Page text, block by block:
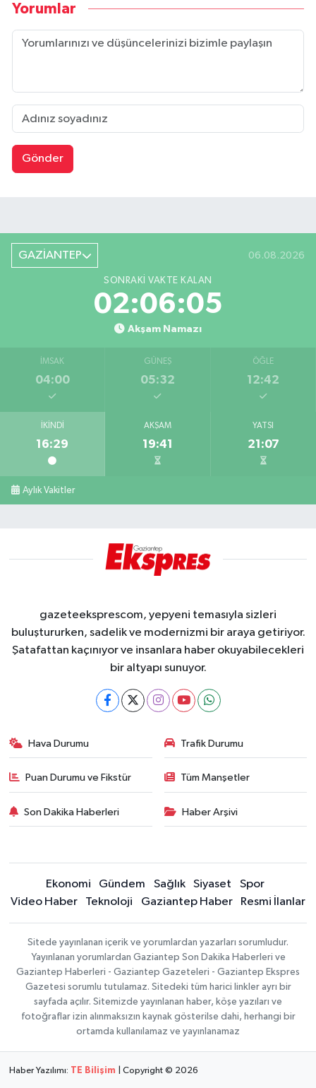
Yorumlar
Gönder
GAZİANTEP 06.08.2026
SONRAKI VAKTE KALAN
02:06:05
Akşam Namazı
İMSAK
04:00
GÜNEŞ
05:32
ÖĞLE
12:42
İKINDI
16:29
AKŞAM
19:41
YATSI
21:07
Aylık Vakitler
gazeteeksprescom, yepyeni temasıyla sizleri
buluştururken, sadelik ve modernizmi bir araya getiriyor.
Şatafattan kaçınıyor ve insanlara haber okuyabilecekleri
bir altyapı sunuyor.
Hava Durumu Trafik Durumu
Puan Durumu ve Fikstür Tüm Manşetler
Son Dakika Haberleri Haber Arşivi
Ekonomi Gündem Sağlık Siyaset
Spor
Video Haber
Teknoloji Gaziantep Haber Resmi İlanlar
Sitede yayınlanan içerik ve yorumlardan yazarları sorumludur.
Yayınlanan yorumlardan Gaziantep Son Dakika Haberleri ve
Gaziantep Haberleri - Gaziantep Gazeteleri - Gaziantep Ekspres
Gazetesi sorumlu tutulamaz. Sitedeki tüm harici linkler ayrı bir
sayfada açılır. Sitemizde yayınlanan haber, köşe yazıları ve
fotoğraflar izin alınmaksızın kaynak gösterilse dahi, herhangi bir
ortamda kullanılamaz ve yayınlanamaz
Haber Yazılımı: TE Bilişim | Copyright © 2026